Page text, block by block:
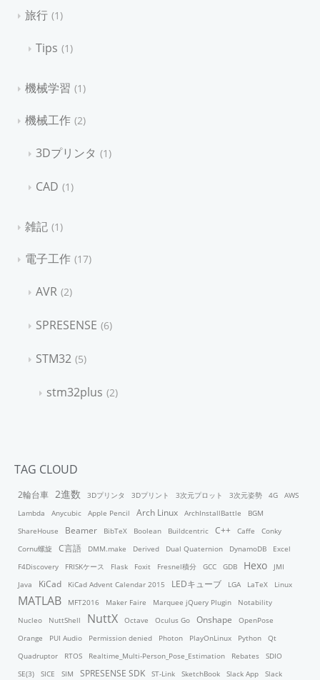
旅行 1
Tips 1
機械学習 1
機械工作 2
3Dプリンタ 1
CAD 1
雑記 1
電子工作 17
AVR 2
SPRESENSE 6
STM32 5
stm32plus 2
TAG CLOUD
2輪台車 2進数 3Dプリンタ 3Dプリント 3次元プロット 3次元姿勢 4G
AWS
Lambda
Anycubic Apple Pencil Arch Linux ArchInstallBattle
BGM
ShareHouse
Beamer BibTeX Boolean Buildcentric C++ Caffe
Conky
Cornu螺旋
C言語 DMM.make Derived Dual Quaternion DynamoDB
Excel
F4Discovery
FRISKケース Flask Foxit Fresnel積分 GCC GDB Hexo
JMI
Java
KiCad KiCad Advent Calendar 2015 LEDキューブ LGA LaTeX Linux
MATLAB MFT2016 Maker Faire Marquee jQuery Plugin
Notability
Nucleo
NuttShell NuttX Octave Oculus Go Onshape
OpenPose
Orange
PUI Audio Permission denied Photon PlayOnLinux Python
Qt
Quadruptor
RTOS Realtime_Multi-Person_Pose_Estimation Rebates
SDIO
SE(3)
SICE SIM SPRESENSE SDK ST-Link SketchBook Slack App
Slack